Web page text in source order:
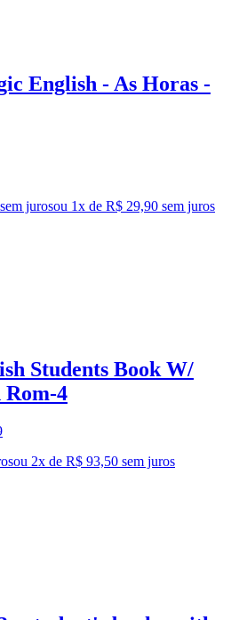
English - As Horas -
jurosou 1x de R$ 29,90 sem juros
Students Book W/
4
ou 2x de R$ 93,50 sem juros